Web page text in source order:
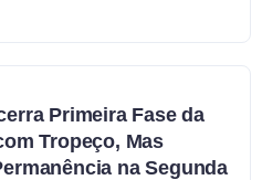
Primeira Fase da
Tropeço, Mas
na Segunda